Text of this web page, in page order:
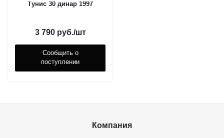
Тунис 30 динар 1997
3 790руб./шт
Сообщить о
поступлении
Компания